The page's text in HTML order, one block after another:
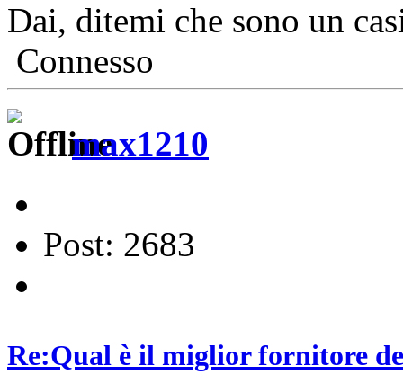
Dai, ditemi che sono un
Connesso
max1210
Post: 2683
Re:Qual è il miglior fornitore